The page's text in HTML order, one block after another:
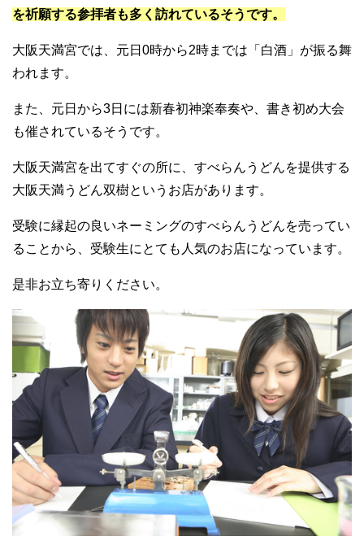
を祈願する参拝者も多く訪れているそうです。
大阪天満宮では、元日0時から2時までは「白酒」が振る舞
われます。
また、元日から3日には新春初神楽奉奏や、書き初め大会
も催されているそうです。
大阪天満宮を出てすぐの所に、すべらんうどんを提供する
大阪天満うどん双樹というお店があります。
受験に縁起の良いネーミングのすべらんうどんを売ってい
ることから、受験生にとても人気のお店になっています。
是非お立ち寄りください。